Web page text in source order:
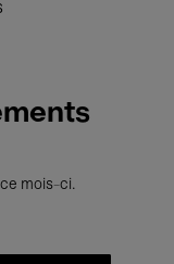
mois-ci.